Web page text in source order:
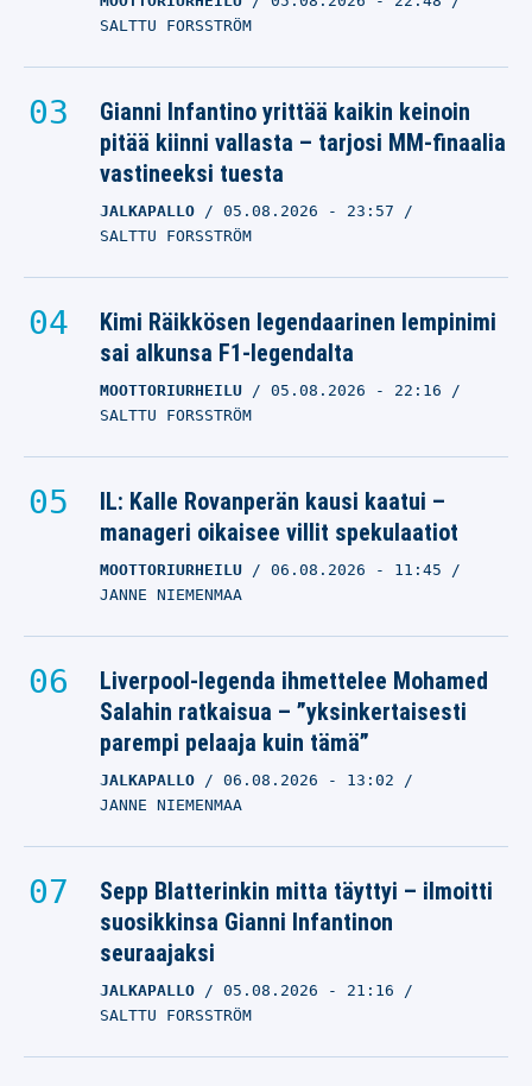
SALTTU FORSSTRÖM
Gianni Infantino yrittää kaikin keinoin
pitää kiinni vallasta – tarjosi MM-finaalia
vastineeksi tuesta
JALKAPALLO 05.08.2026 - 23:57
SALTTU FORSSTRÖM
Kimi Räikkösen legendaarinen lempinimi
sai alkunsa F1-legendalta
MOOTTORIURHEILU 05.08.2026 - 22:16
SALTTU FORSSTRÖM
IL: Kalle Rovanperän kausi kaatui –
manageri oikaisee villit spekulaatiot
MOOTTORIURHEILU 06.08.2026 - 11:45
JANNE NIEMENMAA
Liverpool-legenda ihmettelee Mohamed
Salahin ratkaisua – ”yksinkertaisesti
parempi pelaaja kuin tämä”
JALKAPALLO 06.08.2026 - 13:02
JANNE NIEMENMAA
Sepp Blatterinkin mitta täyttyi – ilmoitti
suosikkinsa Gianni Infantinon
seuraajaksi
JALKAPALLO 05.08.2026 - 21:16
SALTTU FORSSTRÖM